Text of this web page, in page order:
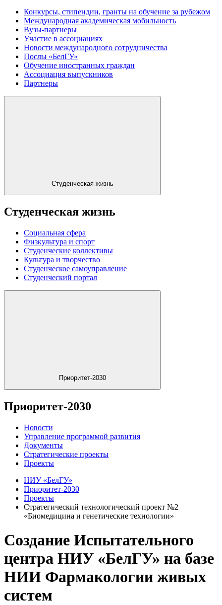
Конкурсы, стипендии, гранты на обучение за рубежом
Международная академическая мобильность
Вузы-партнеры
Участие в ассоциациях
Новости международного сотрудничества
Послы «БелГУ»
Обучение иностранных граждан
Ассоциация выпускников
Партнеры
Студенческая жизнь
Студенческая жизнь
Социальная сфера
Физкультура и спорт
Студенческие коллективы
Культура и творчество
Студенческое самоуправление
Студенческий портал
Приоритет-2030
Приоритет-2030
Новости
Управление программой развития
Документы
Стратегические проекты
Проекты
НИУ «БелГУ»
Приоритет-2030
Проекты
Стратегический технологический проект №2
«Биомедицина и генетические технологии»
Создание Испытательного
центра НИУ «БелГУ» на базе
НИИ Фармакологии живых
систем